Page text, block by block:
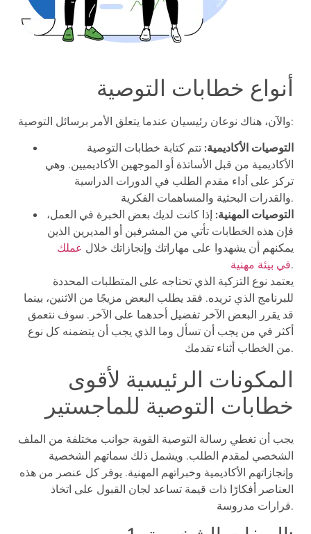
أنواع خطابات التوصية
والآن، هناك نوعان رئيسيان عندما يتعلق الأمر برسائل التوصية:
التوصيات الأكاديمية:تتم كتابة خطابات التوصية
الأكاديمية من قبل الأساتذة أو الموجهين الأكاديميين. وهي
تركز على أداء مقدم الطلب في الدورات الدراسية
والقدرات البحثية والمساهمات الفكرية.
التوصيات المهنية:إذا كانت لديك بعض الخبرة في العمل،
فإن هذه الخطابات تأتي من المشرفين أو المديرين الذين
يمكنهم أن يشهدوا على مهاراتك وإنجازاتك خلال عملك
في بيئة مهنية.
يعتمد نوع التزكية الذي تحتاجه على المتطلبات المحددة
للبرنامج الذي تريده. فقد يطلب البعض مزيجًا من الاثنين، بينما
قد يقرر البعض الآخر تفضيل أحدهما على الآخر. سوف نتعمق
أكثر في من يجب أن تسأل وما الذي يجب أن يتضمنه كل نوع
من الخطاب أثناء تقدمك.
المكونات الرئيسية لأقوى
خطابات التوصية للماجستير
يجب أن تغطي رسالة التوصية القوية جوانب مختلفة من الملف
الشخصي لمقدم الطلب. ويشمل ذلك سماتهم الشخصية
وإنجازاتهم الأكاديمية وخبراتهم المهنية. يوفر كل عنصر من هذه
العناصر أفكارًا ذات قيمة تساعد لجان القبول على اتخاذ
قرارات مدروسة.